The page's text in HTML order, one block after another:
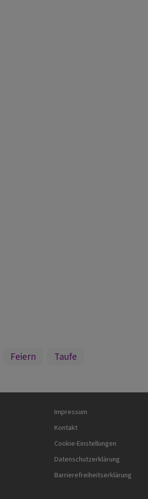
Feiern Taufe
Fußbereichsmenü
Impressum
Kontakt
Cookie-Einstellungen
Datenschutzerklärung
Barrierefreiheitserklärung